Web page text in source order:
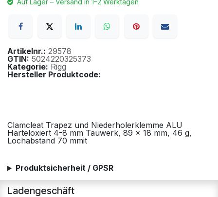
Auf Lager – Versand in 1–2 Werktagen
Artikelnr.: 29578
GTIN: 5024220325373
Kategorie: Rigg
Hersteller Produktcode:
Clamcleat Trapez und Niederholerklemme ALU
Harteloxiert 4-8 mm Tauwerk, 89 x 18 mm, 46 g,
Lochabstand 70 mmit
Produktsicherheit / GPSR
Ladengeschäft